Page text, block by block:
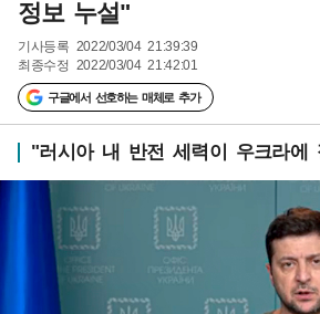
정보 누설"
기사등록 2022/03/04 21:39:39
최종수정 2022/03/04 21:42:01
구글에서 선호하는 매체로 추가
"러시아 내 반전 세력이 우크라에